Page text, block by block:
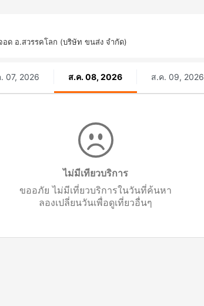
ด อ.สวรรคโลก (บริษัท ขนส่ง จำกัด)
07, 2026 ส.ค. 08, 2026 ส.ค. 09, 2026
ไม่มีเทียวบริการ
ขออภัย ไม่มีเที่ยวบริการในวันที่ค้นหา
ลองเปลี่ยนวันเพื่อดูเที่ยวอื่นๆ